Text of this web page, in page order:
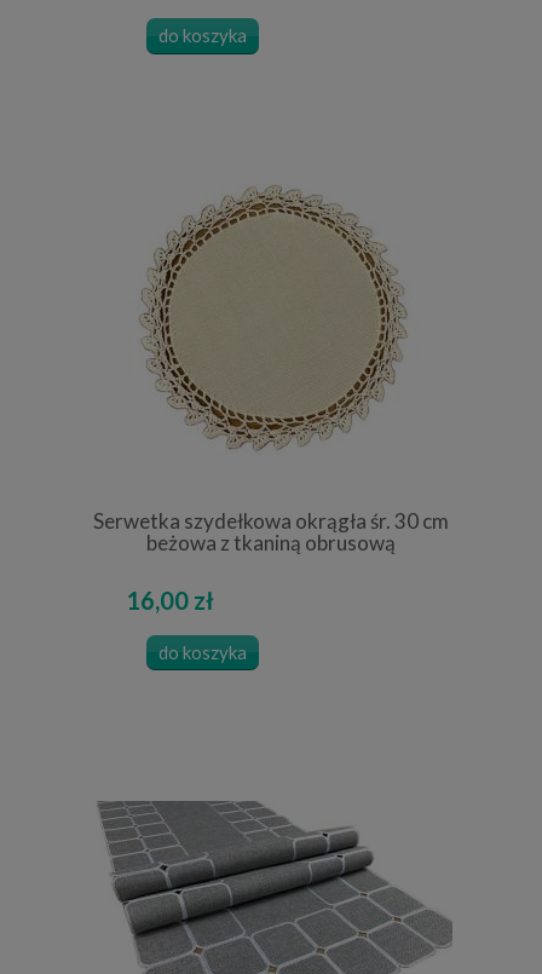
do koszyka
Serwetka szydełkowa okrągła śr. 30 cm
beżowa z tkaniną obrusową
16,00 zł
do koszyka